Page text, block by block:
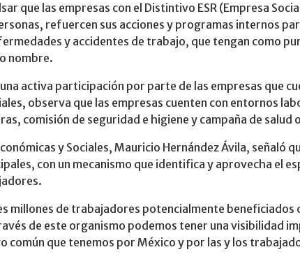
que las empresas con el Distintivo ESR (Empresa
refuercen sus acciones y programas internos
y accidentes de trabajo, que tengan como
nombre.
activa participación por parte de las empresas que
observa que las empresas cuenten con entornos
comisión de seguridad e higiene y campaña de salud
y Sociales, Mauricio Hernández Ávila, señaló
con un mecanismo que identifica y aprovecha el
millones de trabajadores potencialmente beneficiados
de este organismo podemos tener una visibilidad
que tenemos por México y por las y los